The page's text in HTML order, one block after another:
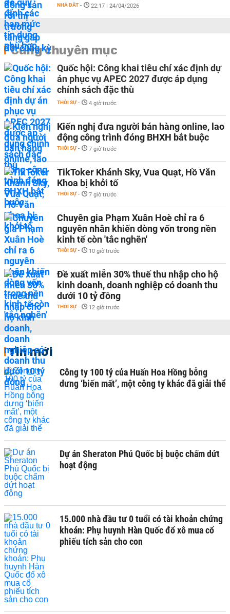
NHÀ ĐẤT - 22:17 | 24/04/2026
Cùng chuyên mục
Quốc hội: Công khai tiêu chí xác định dự
án phục vụ APEC 2027 được áp dụng
chính sách đặc thù
THỜI SỰ - 4 giờ trước
Kiến nghị đưa người bán hàng online, lao
động công trình đóng BHXH bắt buộc
THỜI SỰ - 7 giờ trước
TikToker Khánh Sky, Vua Quạt, Hồ Văn
Khoa bị khởi tố
THỜI SỰ - 7 giờ trước
Chuyên gia Phạm Xuân Hoè chỉ ra 6
nguyên nhân khiến dòng vốn trong nền
kinh tế còn 'tắc nghẽn'
THỜI SỰ - 10 giờ trước
Đề xuất miễn 30% thuế thu nhập cho hộ
kinh doanh, doanh nghiệp có doanh thu
dưới 10 tỷ đồng
THỜI SỰ - 12 giờ trước
Tin mới
Công ty 100 tỷ của Huấn Hoa Hồng bỗng
dưng ‘biến mất’, một công ty khác đã giải thể
Dự án Sheraton Phú Quốc bị buộc chấm dứt
hoạt động
15.000 nhà đầu tư 0 tuổi có tài khoản chứng
khoán: Phụ huynh Hàn Quốc đổ xô mua cổ
phiếu tích sản cho con